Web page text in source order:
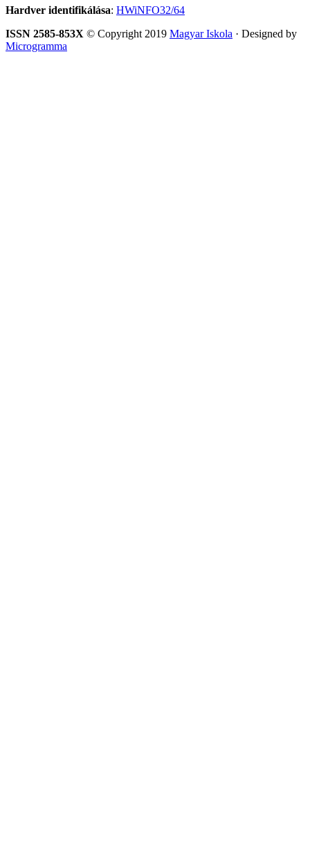
Hardver identifikálása: HWiNFO32/64
ISSN 2585-853X © Copyright 2019 Magyar Iskola · Designed by
Microgramma